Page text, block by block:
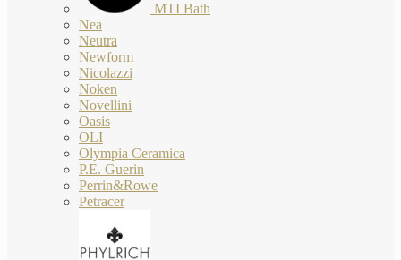
MTI Bath
Nea
Neutra
Newform
Nicolazzi
Noken
Novellini
Oasis
OLI
Olympia Ceramica
P.E. Guerin
Perrin&Rowe
Petracer